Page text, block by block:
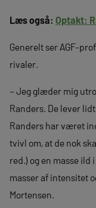
Læs også: Optakt:
Generelt ser AGF-
rivaler.
– Jeg glæder mig
Randers. De lever
Randers har været
tvivl om, at de nok
red.) og en masse ild
masser af intensitet
Mortensen.